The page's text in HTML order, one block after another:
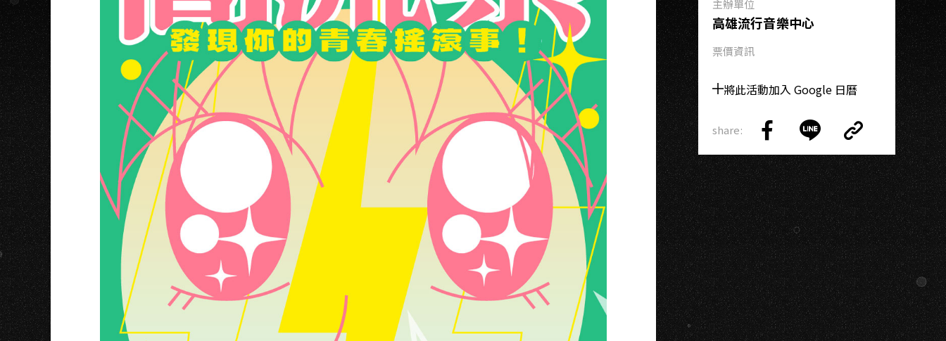
主辦單位
高雄流行音樂中心
票價資訊
將此活動加入 Google 日曆
share:
on
Facebook
on
LINE
Link
Copy
Link